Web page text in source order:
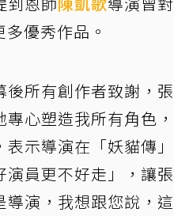
優秀作品。
所有創作者致謝，
心塑造我所有角色
示導演在「妖貓傳
員更不好走」，讓
演，我想跟您說，